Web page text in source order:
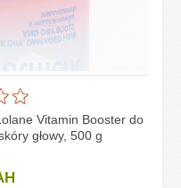
Vitamin Booster do
głowy, 500 g